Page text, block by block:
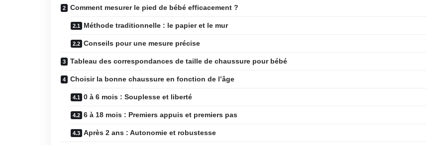
Comment mesurer le pied de bébé efficacement ?
Méthode traditionnelle : le papier et le mur
Conseils pour une mesure précise
Tableau des correspondances de taille de chaussure pour bébé
Choisir la bonne chaussure en fonction de l’âge
0 à 6 mois : Souplesse et liberté
6 à 18 mois : Premiers appuis et premiers pas
Après 2 ans : Autonomie et robustesse